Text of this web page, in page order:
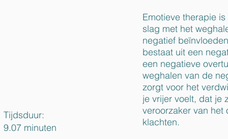
Tijdsduur:
9.07 minuten
Emotieve therapie
slag met het
negatief
bestaat uit een
een negatieve
weghalen van de
zorgt voor het
je vrijer voelt, dat je
veroorzaker van
klachten.